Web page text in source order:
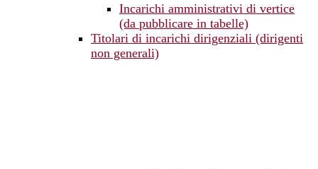
Incarichi amministrativi di vertice
(da pubblicare in tabelle)
Titolari di incarichi dirigenziali (dirigenti
non generali)